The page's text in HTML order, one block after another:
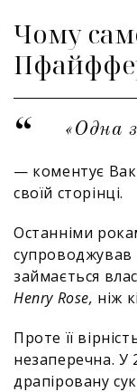
Чому
«Одна
— коментує
своїй сторінці.
Останніми
супроводжував
займається
Henry Rose, ніж
Проте її
незаперечна. У
драпіровану